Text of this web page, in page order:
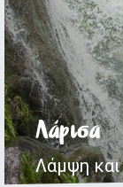
Λάρισα
Λάμψη